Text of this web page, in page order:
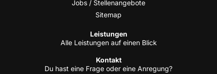
Jobs / Stellenangebote
Site­map
Leis­tun­gen
Alle Leis­tun­gen auf einen Blick
Kon­takt
Du hast eine Fra­ge oder eine Anregung?